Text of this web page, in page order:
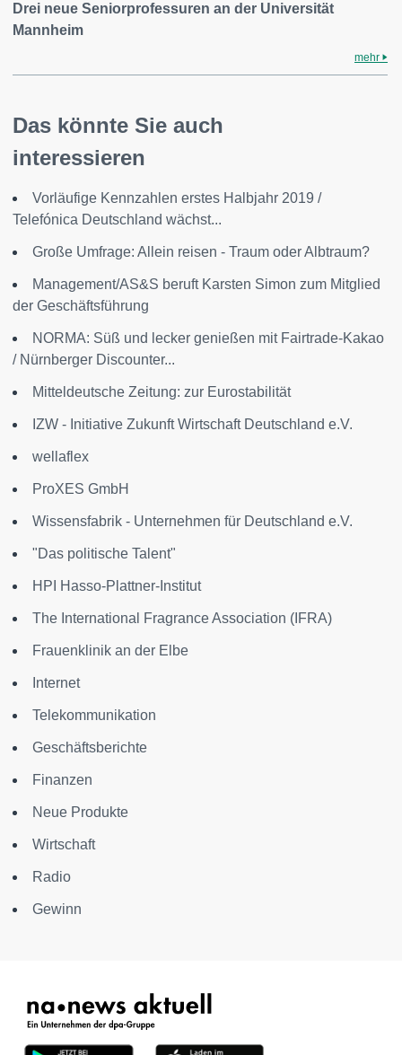
Drei neue Seniorprofessuren an der Universität
Mannheim
mehr
Das könnte Sie auch
interessieren
Vorläufige Kennzahlen erstes Halbjahr 2019 /
Telefónica Deutschland wächst...
Große Umfrage: Allein reisen - Traum oder Albtraum?
Management/AS&S beruft Karsten Simon zum Mitglied
der Geschäftsführung
NORMA: Süß und lecker genießen mit Fairtrade-Kakao
/ Nürnberger Discounter...
Mitteldeutsche Zeitung: zur Eurostabilität
IZW - Initiative Zukunft Wirtschaft Deutschland e.V.
wellaflex
ProXES GmbH
Wissensfabrik - Unternehmen für Deutschland e.V.
"Das politische Talent"
HPI Hasso-Plattner-Institut
The International Fragrance Association (IFRA)
Frauenklinik an der Elbe
Internet
Telekommunikation
Geschäftsberichte
Finanzen
Neue Produkte
Wirtschaft
Radio
Gewinn